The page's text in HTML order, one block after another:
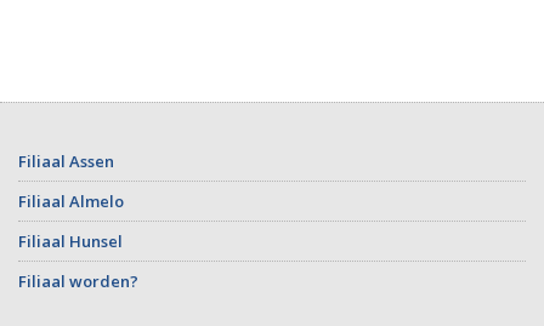
Filiaal Assen
Filiaal Almelo
Filiaal Hunsel
Filiaal worden?